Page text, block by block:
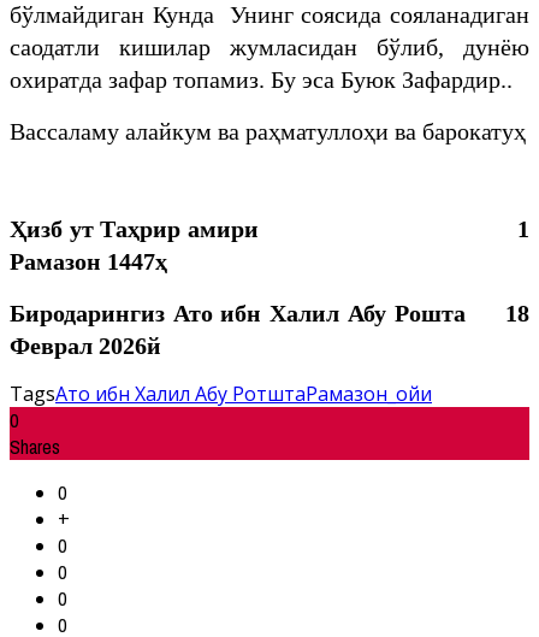
бўлмайдиган Кунда Унинг соясида сояланадиган
саодатли кишилар жумласидан бўлиб, дунёю
охиратда зафар топамиз. Бу эса Буюк Зафардир..
Вассаламу алайкум ва раҳматуллоҳи ва барокатуҳ
Ҳизб ут Таҳрир амири
1
Рамазон 1447ҳ
Биродарингиз Ато ибн Халил Абу Рошта
18
Феврал 2026й
TagsАто ибн Халил Абу РотштаРамазон_ойи
0
Shares
0
+
0
0
0
0